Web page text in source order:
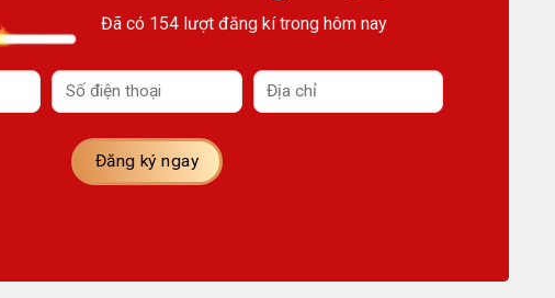
Đã có 154 lượt đăng kí trong hôm nay